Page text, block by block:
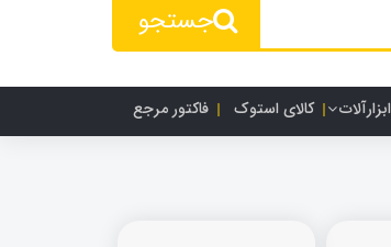
جستجو
ابزارآلات کالای استوک فاکتور مرجع